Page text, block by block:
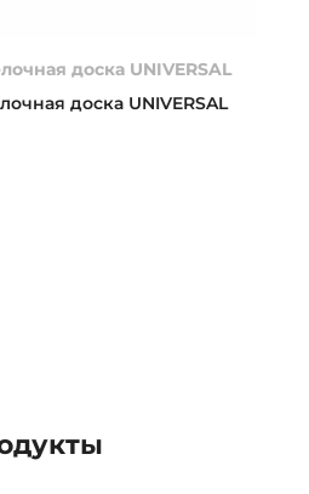
доска UNIVERSAL
доска UNIVERSAL